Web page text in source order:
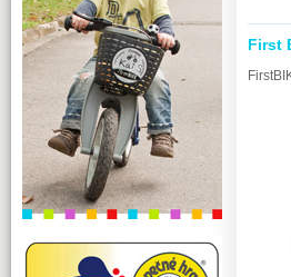
First